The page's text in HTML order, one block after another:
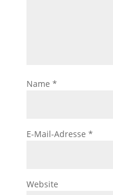
Name *
E-Mail-Adresse *
Website